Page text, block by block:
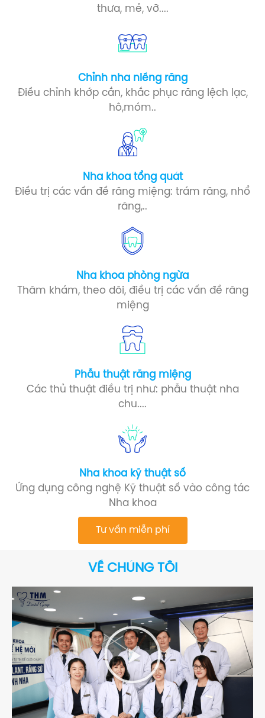
thưa, mẻ, vỡ....
Chỉnh nha niềng răng
Điều chỉnh khớp cắn, khắc phục răng lệch lạc,
hô,móm..
Nha khoa tổng quát
Điều trị các vấn đề răng miệng: trám răng, nhổ
răng,..
Nha khoa phòng ngừa​
Thăm khám, theo dõi, điều trị các vấn đề răng
miệng
Phẫu thuật răng miệng​
Các thủ thuật điều trị như: phẫu thuật nha
chu....
Nha khoa kỹ thuật số
Ứng dụng công nghệ Kỹ thuật số vào công tác
Nha khoa
Tư vấn miễn phí
VỀ CHÚNG TÔI